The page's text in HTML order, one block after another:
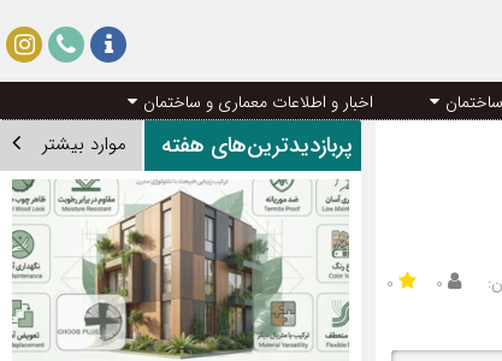
اخبار و اطلاعات معماری و ساختمان
۰ ۰
پربازدیدترین‌های هفته موارد بیشتر